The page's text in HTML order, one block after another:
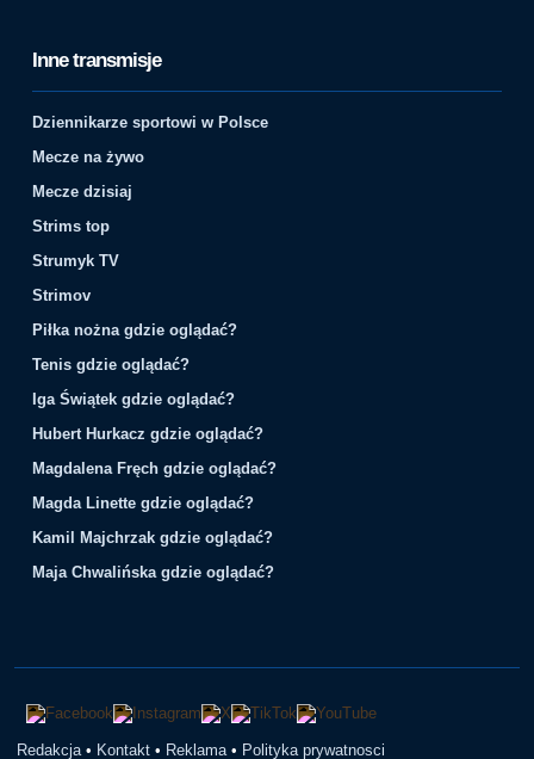
Inne transmisje
Dziennikarze sportowi w Polsce
Mecze na żywo
Mecze dzisiaj
Strims top
Strumyk TV
Strimov
Piłka nożna gdzie oglądać?
Tenis gdzie oglądać?
Iga Świątek gdzie oglądać?
Hubert Hurkacz gdzie oglądać?
Magdalena Fręch gdzie oglądać?
Magda Linette gdzie oglądać?
Kamil Majchrzak gdzie oglądać?
Maja Chwalińska gdzie oglądać?
Redakcja • Kontakt • Reklama • Polityka prywatnosci